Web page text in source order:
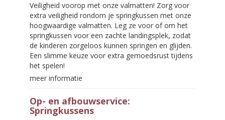
Veiligheid voorop met onze valmatten! Zorg voor
extra veiligheid rondom je springkussen met onze
hoogwaardige valmatten. Leg ze voor of om het
springkussen voor een zachte landingsplek, zodat
de kinderen zorgeloos kunnen springen en glijden.
Een slimme keuze voor extra gemoedsrust tijdens
het spelen!
meer informatie
Op- en afbouwservice:
Springkussens